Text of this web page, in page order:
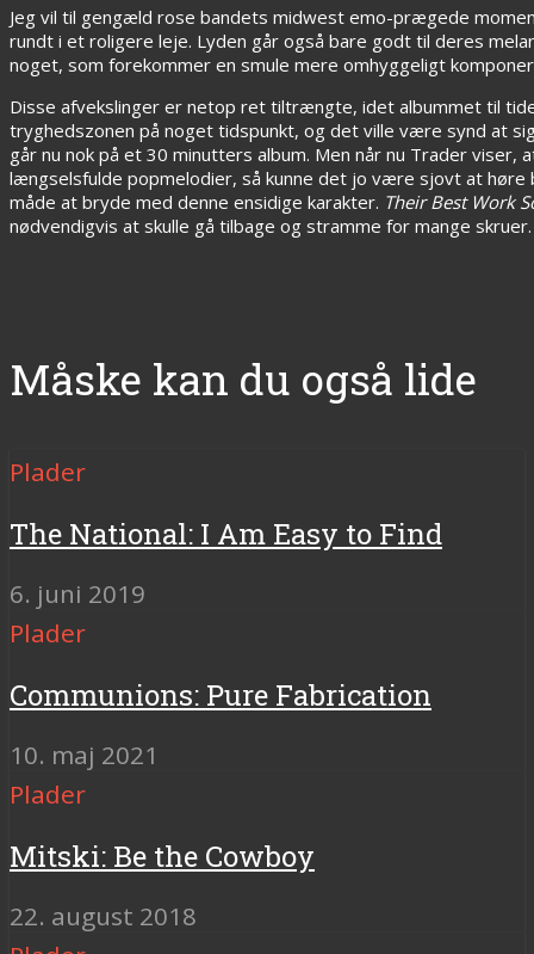
Jeg vil til gengæld rose bandets midwest emo-prægede
rundt i et roligere leje. Lyden går også bare godt til deres
noget, som forekommer en smule mere omhyggeligt
Disse afvekslinger er netop ret tiltrængte, idet albummet til
tryghedszonen på noget tidspunkt, og det ville være synd at
går nu nok på et 30 minutters album. Men når nu Trader
længselsfulde popmelodier, så kunne det jo være sjovt at
måde at bryde med denne ensidige karakter. Their Best Work
nødvendigvis at skulle gå tilbage og stramme for mange skruer.
Måske kan du også lide
Plader
The National: I Am Easy to Find
6. juni 2019
Plader
Communions: Pure Fabrication
10. maj 2021
Plader
Mitski: Be the Cowboy
22. august 2018